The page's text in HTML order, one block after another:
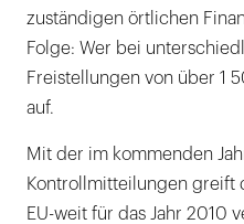
zuständigen örtlichen
Folge: Wer bei
Freistellungen von über 1
auf.
Mit der im kommenden
Kontrollmitteilungen greift
EU-weit für das Jahr 2010